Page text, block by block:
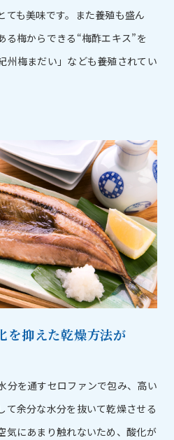
ても美味です。また養殖も盛ん
る梅からできる“梅酢エキス”を
州梅まだい」なども養殖されてい
を抑えた乾燥方法が
分を通すセロファンで包み、高い
て余分な水分を抜いて乾燥させる
気にあまり触れないため、酸化が